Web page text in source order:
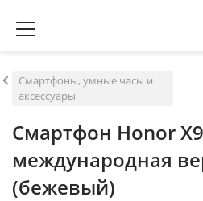
Смартфоны, умные часы и
аксессуары
Смартфон Honor
международная
(бежевый)